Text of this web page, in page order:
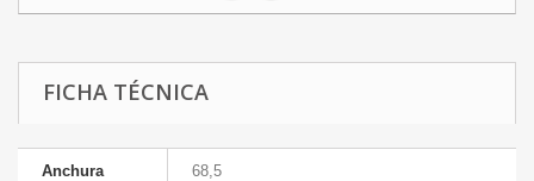
FICHA TÉCNICA
Anchura 68,5